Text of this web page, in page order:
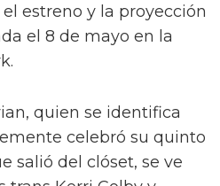
estreno y la proyección
el 8 de mayo en la
quien se identifica
celebró su quinto
salió del clóset, se ve